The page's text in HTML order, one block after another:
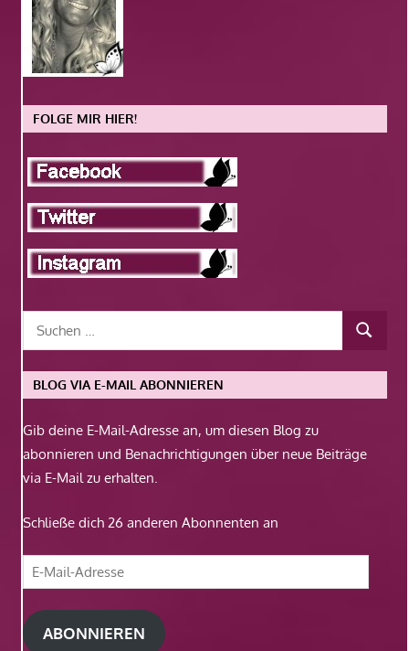
FOLGE MIR HIER!
BLOG VIA E-MAIL ABONNIEREN
Gib deine E-Mail-Adresse an, um diesen Blog zu
abonnieren und Benachrichtigungen über neue Beiträge
via E-Mail zu erhalten.
Schließe dich 26 anderen Abonnenten an
E-
Mail-
Adresse
ABONNIEREN